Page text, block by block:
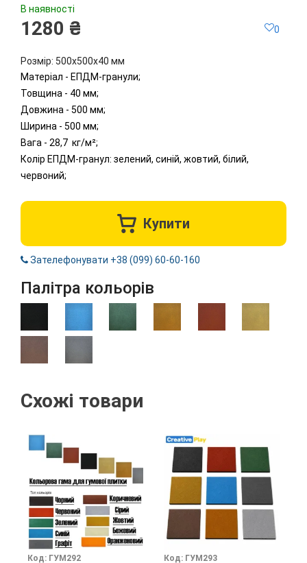
В наявності
1280 ₴ 0
Розмір: 500х500х40 мм
Матеріал - ЕПДМ-гранули;
Товщина - 40 мм;
Довжина - 500 мм;
Ширина - 500 мм;
Вага - 28,7 кг/м²;
Колір ЕПДМ-гранул: зелений, синій, жовтий, білий,
червоний;
Купити
Зателефонувати +38 (099) 60-60-160
Палітра кольорів
Схожі товари
Код: ГУМ292 Код: ГУМ293